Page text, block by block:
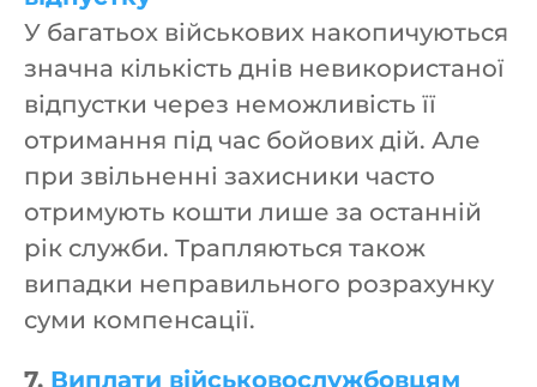
У багатьох військових накопичуються
значна кількість днів невикористаної
відпустки через неможливість її
отримання під час бойових дій. Але
при звільненні захисники часто
отримують кошти лише за останній
рік служби. Трапляються також
випадки неправильного розрахунку
суми компенсації.
7. Виплати військовослужбовцям